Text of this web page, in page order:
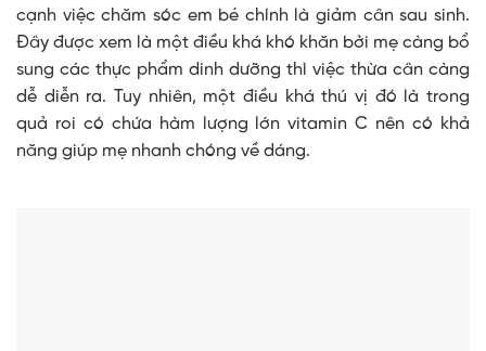
cạnh việc chăm sóc em bé chính là giảm cân sau sinh.
Đây được xem là một điều khá khó khăn bởi mẹ càng bổ
sung các thực phẩm dinh dưỡng thì việc thừa cân càng
dễ diễn ra. Tuy nhiên, một điều khá thú vị đó là trong
quả roi có chứa hàm lượng lớn vitamin C nên có khả
năng giúp mẹ nhanh chóng về dáng.